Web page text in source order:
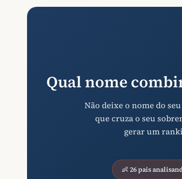
Qual nome
Não deixe o nome do
que cruza o seu
gerar um
👶 26 pais